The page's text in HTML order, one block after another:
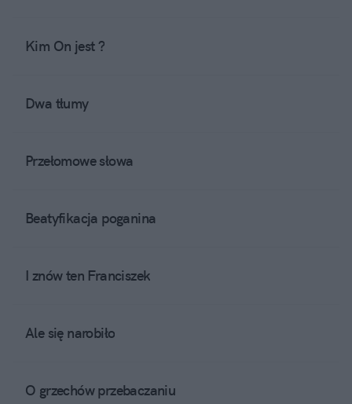
Kim On jest ?
Dwa tłumy
Przełomowe słowa
Beatyfikacja poganina
I znów ten Franciszek
Ale się narobiło
O grzechów przebaczaniu